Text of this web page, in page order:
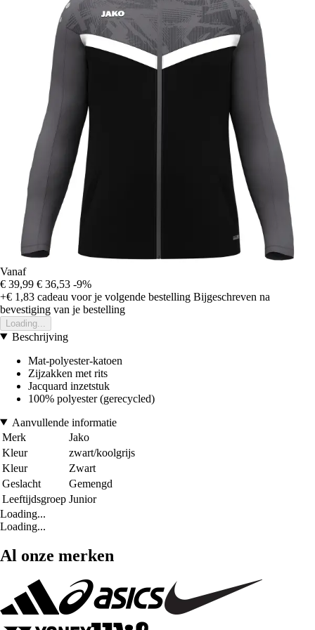
Vanaf
€ 39,99 € 36,53 -9%
+€ 1,83 cadeau voor je volgende bestelling Bijgeschreven na
bevestiging van je bestelling
Loading...
Beschrijving
Mat-polyester-katoen
Zijzakken met rits
Jacquard inzetstuk
100% polyester (gerecycled)
Aanvullende informatie
Merk
Jako
Kleur
zwart/koolgrijs
Kleur
Zwart
Geslacht
Gemengd
Leeftijdsgroep Junior
Loading...
Loading...
Al onze merken